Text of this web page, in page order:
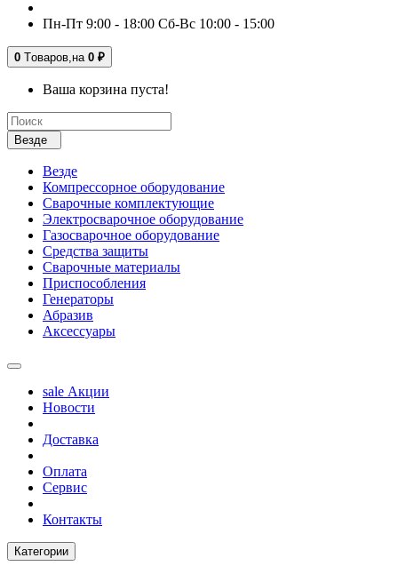
Пн-Пт 9:00 - 18:00 Сб-Вс 10:00 - 15:00
0 Tоваров,на 0 ₽
Ваша корзина пуста!
Везде
Везде
Компрессорное оборудование
Сварочные комплектующие
Электросварочное оборудование
Газосварочное оборудование
Средства защиты
Сварочные материалы
Приспособления
Генераторы
Абразив
Аксессуары
sale Акции
Новости
Доставка
Оплата
Сервис
Контакты
Категории